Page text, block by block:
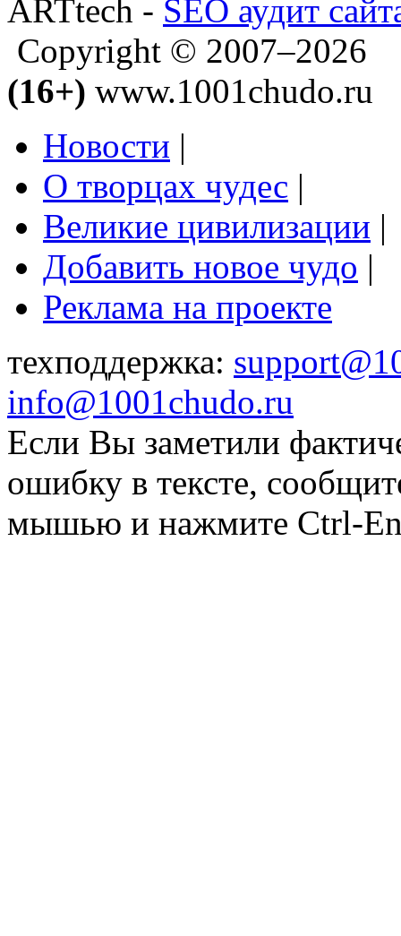
ARTtech - SEO аудит
Copyright © 2007–2026
(16+) www.1001chudo.ru
Новости |
О творцах чудес |
Великие цивилизации |
Добавить новое чудо |
Реклама на проекте
техподдержка:
info@1001chudo.ru
Если Вы заметили
ошибку в тексте,
мышью и нажмите Ctrl-